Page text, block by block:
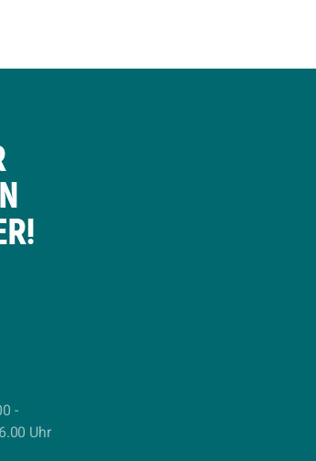
-
Uhr